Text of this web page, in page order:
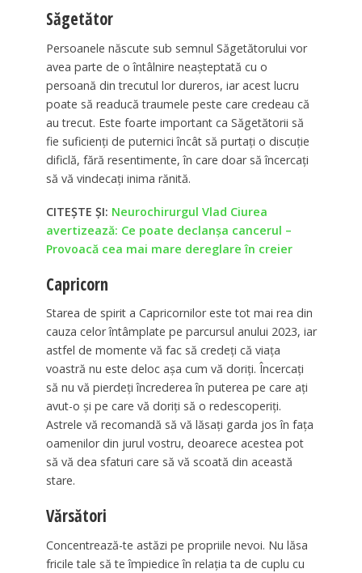
Săgetător
Persoanele născute sub semnul Săgetătorului vor
avea parte de o întâlnire neașteptată cu o
persoană din trecutul lor dureros, iar acest lucru
poate să readucă traumele peste care credeau că
au trecut. Este foarte important ca Săgetătorii să
fie suficienți de puternici încât să purtați o discuție
dificlă, fără resentimente, în care doar să încercați
să vă vindecați inima rănită.
CITEȘTE ȘI: Neurochirurgul Vlad Ciurea
avertizează: Ce poate declanșa cancerul –
Provoacă cea mai mare dereglare în creier
Capricorn
Starea de spirit a Capricornilor este tot mai rea din
cauza celor întâmplate pe parcursul anului 2023, iar
astfel de momente vă fac să credeți că viața
voastră nu este deloc așa cum vă doriți. Încercați
să nu vă pierdeți încrederea în puterea pe care ați
avut-o și pe care vă doriți să o redescoperiți.
Astrele vă recomandă să vă lăsați garda jos în fața
oamenilor din jurul vostru, deoarece acestea pot
să vă dea sfaturi care să vă scoată din această
stare.
Vărsători
Concentrează-te astăzi pe propriile nevoi. Nu lăsa
fricile tale să te împiedice în relația ta de cuplu cu